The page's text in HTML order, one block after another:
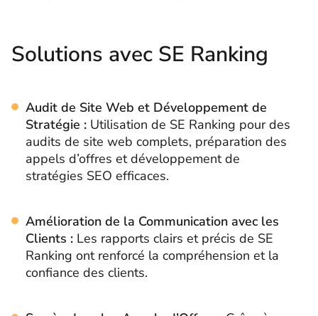
Solutions avec SE Ranking
Audit de Site Web et Développement de
Stratégie : Utilisation de SE Ranking pour des
audits de site web complets, préparation des
appels d’offres et développement de
stratégies SEO efficaces.
Amélioration de la Communication avec les
Clients : Les rapports clairs et précis de SE
Ranking ont renforcé la compréhension et la
confiance des clients.